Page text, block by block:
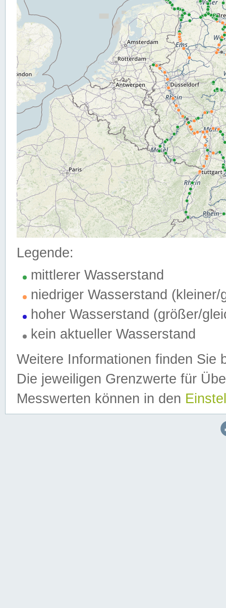
Legende:
mittlerer Wasserstand
niedriger Wasserstand (kleiner/
hoher Wasserstand (größer/
kein aktueller Wasserstand
Weitere Informationen finden Sie
Die jeweiligen Grenzwerte für
Messwerten können in den